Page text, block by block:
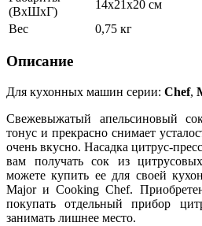
(ВхШхГ)
14х21х20 см
Вес
0,75 кг
Описание
Для кухонных машин серии: Chef,
Свежевыжатый апельсиновый
тонус и прекрасно снимает
очень вкусно. Насадка цитрус-пресс
вам получать сок из
можете купить ее для своей
Major и Cooking Chef.
покупать отдельный прибор
занимать лишнее место.